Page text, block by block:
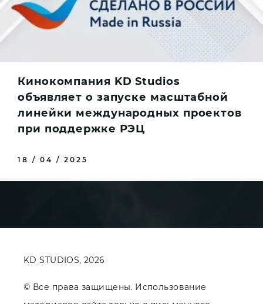
Кинокомпания KD Studios
объявляет о запуске масштабной
линейки международных проектов
при поддержке РЭЦ
18 / 04 / 2025
KD STUDIOS, 2026
© Все права защищены. Использование